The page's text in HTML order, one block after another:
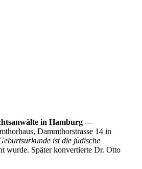
in Hamburg —
Dammthorstrasse 14 in
ist die jüdische
wurde. Später konvertierte Dr. Otto